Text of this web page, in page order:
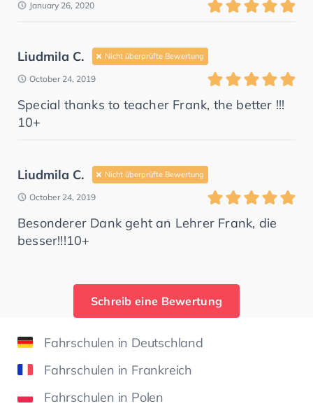
January 26, 2020
Liudmila C. Nicht überprüfte Bewertung
October 24, 2019
Special thanks to teacher Frank, the better !!!
10+
Liudmila C. Nicht überprüfte Bewertung
October 24, 2019
Besonderer Dank geht an Lehrer Frank, die
besser!!!10+
Schreib eine Bewertung
Fahrschulen in Deutschland
Fahrschulen in Frankreich
Fahrschulen in Polen